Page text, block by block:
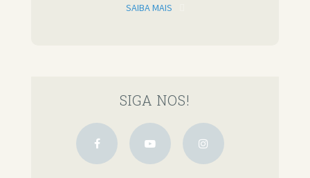
SAIBA MAIS
SIGA NOS!